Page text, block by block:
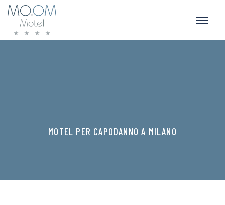
MOTEL PER CAPODANNO A MILANO